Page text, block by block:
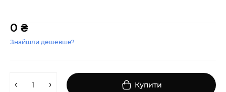
0 ₴
Знайшли дешевше?
Купити